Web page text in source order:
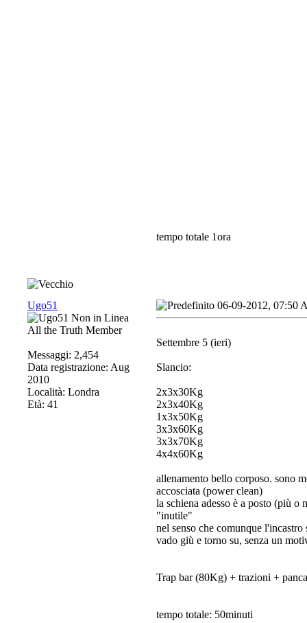
tempo totale 1ora
Ugo51
All the Truth Member
Messaggi: 2,454
Data registrazione: Aug
2010
Località: Londra
Età: 41
06-09-2012, 07:50
Settembre 5 (ieri)
Slancio:
2x3x30Kg
2x3x40Kg
1x3x50Kg
3x3x60Kg
3x3x70Kg
4x4x60Kg
allenamento bello corposo. sono
accosciata (power clean)
la schiena adesso è a posto (più
"inutile"
nel senso che comunque
vado giù e torno su, senza un
Trap bar (80Kg) + trazioni +
tempo totale: 50minuti